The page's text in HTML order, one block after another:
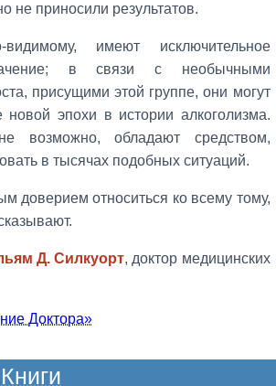
не приносили результатов.
имеют исключительное
в связи с необычными
присущими этой группе, они могут
новой эпохи в истории алкоголизма.
возможно, обладают средством,
в тысячах подобных ситуаций.
доверием относиться ко всему тому,
Д. Силкуорт, доктор медицинских
Доктора»
Книги